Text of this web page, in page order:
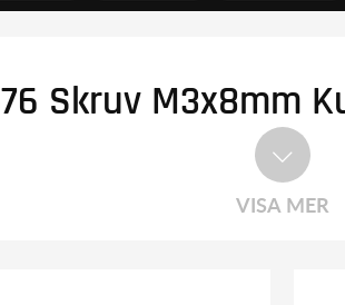
Skruv M3x8mm
VISA MER